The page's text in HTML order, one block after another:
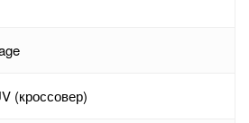
(кроссовер)